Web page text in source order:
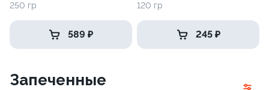
250 гр
589 ₽
120 гр
245 ₽
Запеченные